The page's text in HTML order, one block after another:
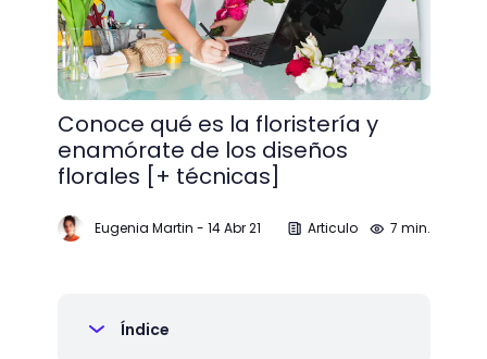
Conoce qué es la floristería y
enamórate de los diseños
florales [+ técnicas]
Eugenia Martin - 14 Abr 21 Articulo 7 min.
Índice